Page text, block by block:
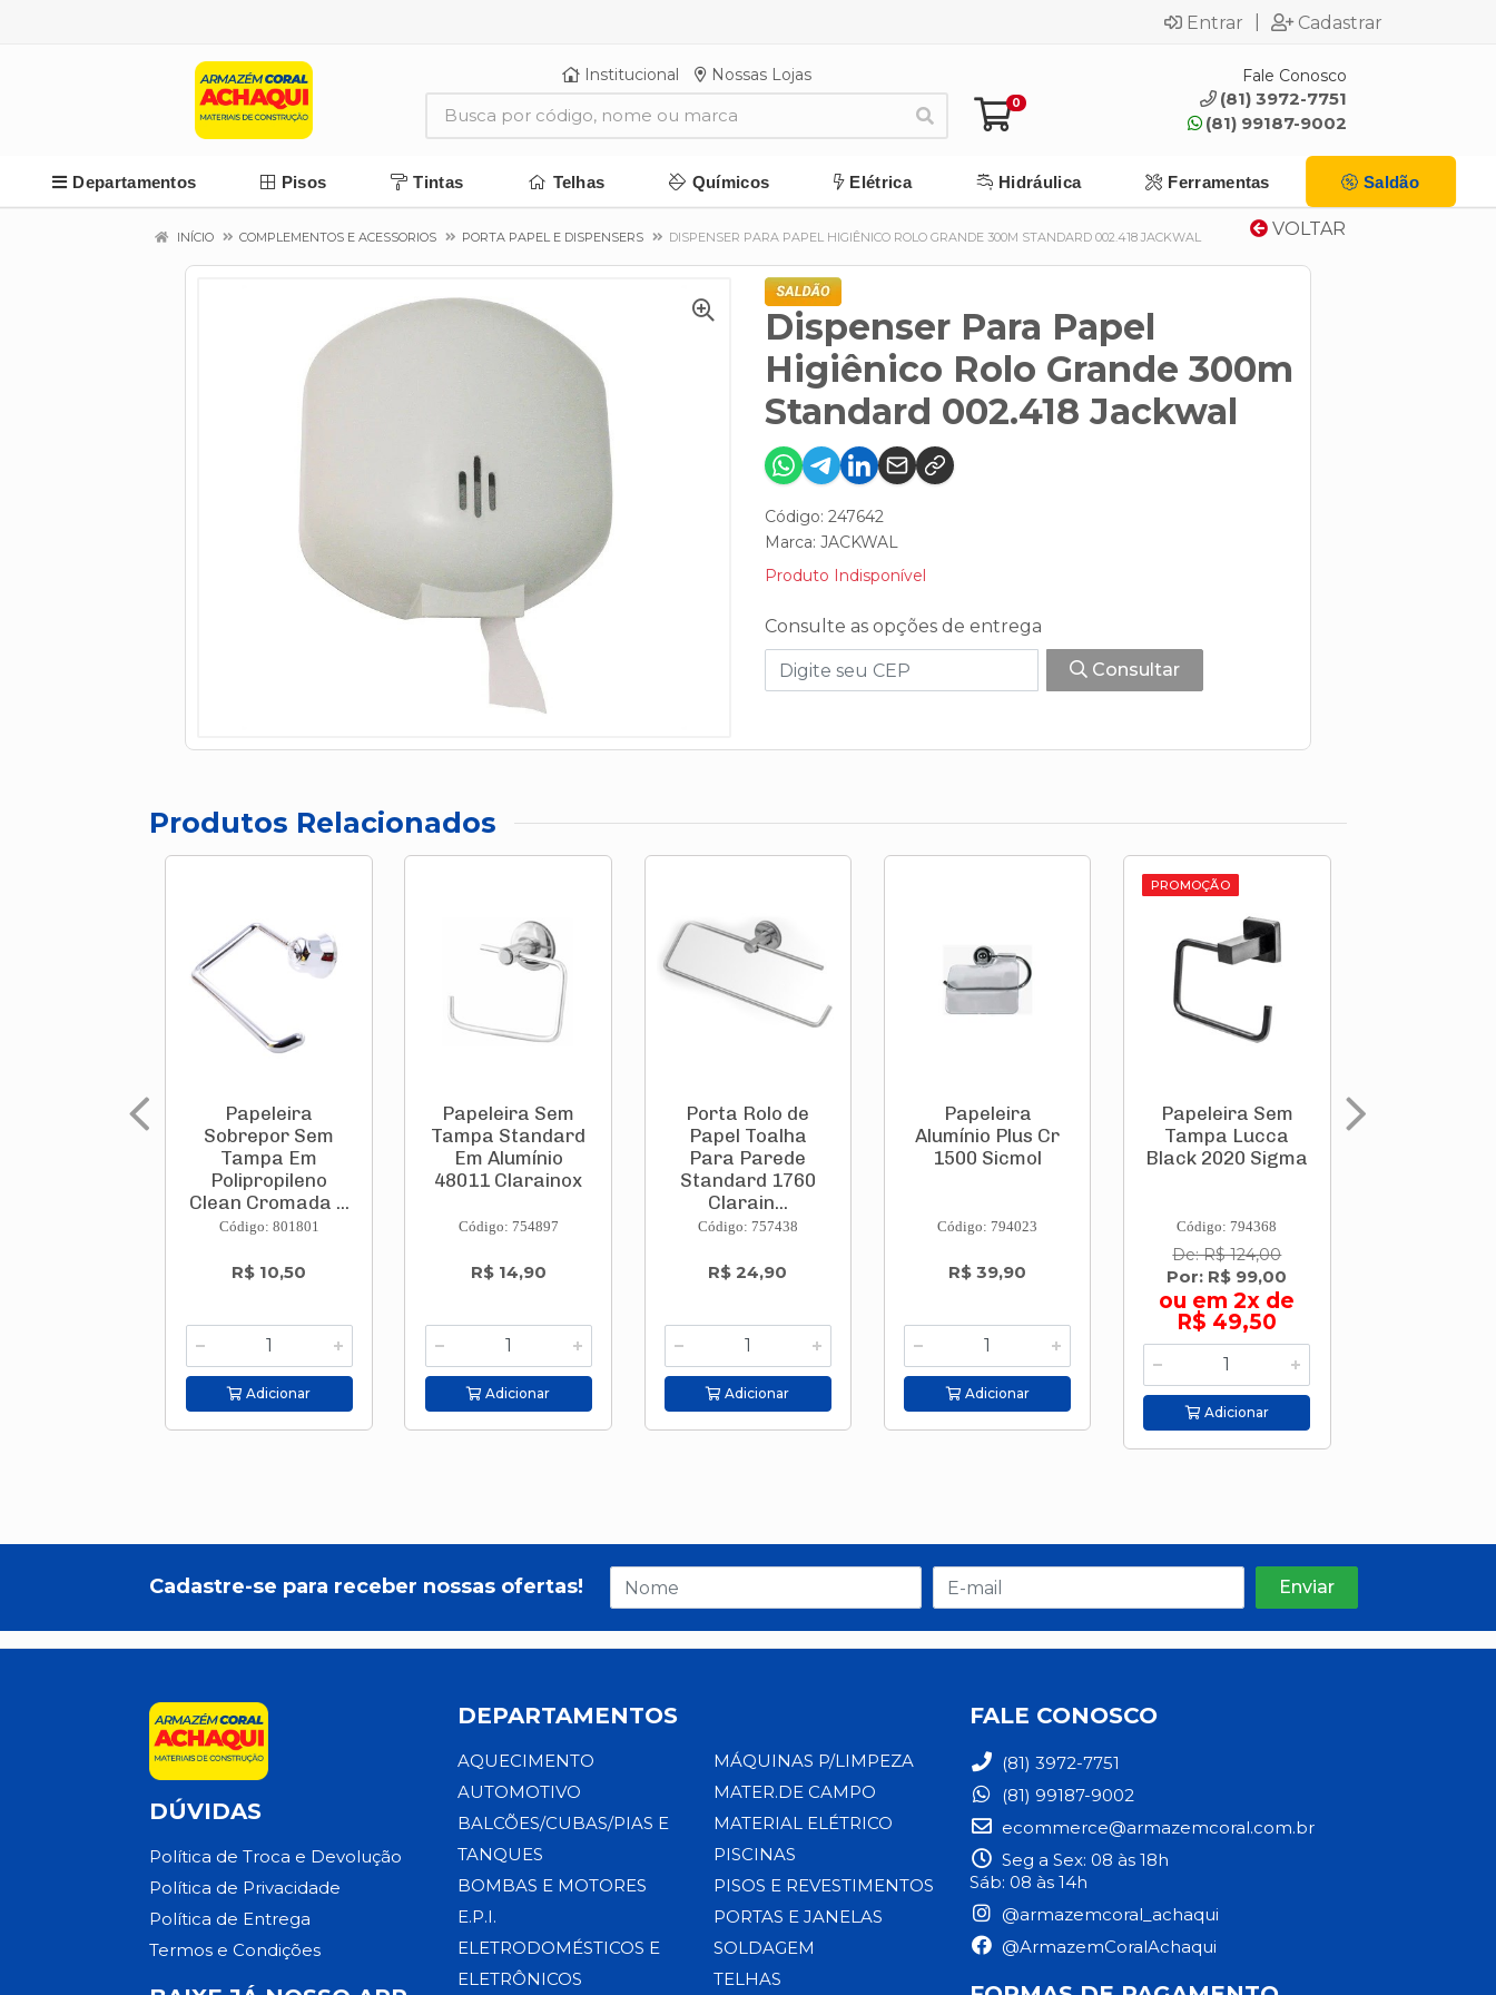
Entrar Cadastrar
Institucional Nossas Lojas
0
Fale Conosco
(81) 3972-7751
(81) 99187-9002
Departamentos Pisos Tintas Telhas Químicos Elétrica Hidráulica Ferramentas Saldão
VOLTAR
INÍCIO COMPLEMENTOS E ACESSORIOS PORTA PAPEL E DISPENSERS DISPENSER PARA PAPEL HIGIÊNICO ROLO GRANDE 300M STANDARD 002.418 JACKWAL
Dispenser Para Papel
Higiênico Rolo Grande 300m
Standard 002.418 Jackwal
Código: 247642
Marca: JACKWAL
Produto Indisponível
Consulte as opções de entrega
Consultar
Produtos Relacionados
Papeleira
Sobrepor Sem
Tampa Em
Polipropileno
Clean Cromada ...
Código: 801801
R$ 10,50
Adicionar
Papeleira Sem
Tampa Standard
Em Alumínio
48011 Clarainox
Código: 754897
R$ 14,90
Adicionar
Porta Rolo de
Papel Toalha
Para Parede
Standard 1760
Clarain...
Código: 757438
R$ 24,90
Adicionar
Papeleira
Alumínio Plus Cr
1500 Sicmol
Código: 794023
R$ 39,90
Adicionar
PROMOÇÃO
Papeleira Sem
Tampa Lucca
Black 2020 Sigma
Código: 794368
De: R$ 124,00
Por: R$ 99,00
ou em 2x de
R$ 49,50
Adicionar
Cadastre-se para receber nossas ofertas!
DÚVIDAS
Política de Troca e Devolução
Política de Privacidade
Política de Entrega
Termos e Condições
DEPARTAMENTOS
AQUECIMENTO
AUTOMOTIVO
BALCÕES/CUBAS/PIAS E
TANQUES
BOMBAS E MOTORES
E.P.I.
ELETRODOMÉSTICOS E
ELETRÔNICOS
MÁQUINAS P/LIMPEZA
MATER.DE CAMPO
MATERIAL ELÉTRICO
PISCINAS
PISOS E REVESTIMENTOS
PORTAS E JANELAS
SOLDAGEM
TELHAS
FALE CONOSCO
(81) 3972-7751
(81) 99187-9002
ecommerce@armazemcoral.com.br
Seg a Sex: 08 às 18h
Sáb: 08 às 14h
@armazemcoral_achaqui
@ArmazemCoralAchaqui